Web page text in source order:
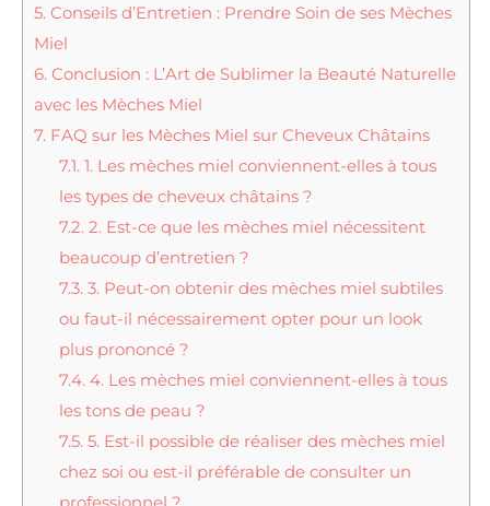
5. Conseils d’Entretien : Prendre Soin de ses Mèches
Miel
6. Conclusion : L’Art de Sublimer la Beauté Naturelle
avec les Mèches Miel
7. FAQ sur les Mèches Miel sur Cheveux Châtains
7.1. 1. Les mèches miel conviennent-elles à tous
les types de cheveux châtains ?
7.2. 2. Est-ce que les mèches miel nécessitent
beaucoup d’entretien ?
7.3. 3. Peut-on obtenir des mèches miel subtiles
ou faut-il nécessairement opter pour un look
plus prononcé ?
7.4. 4. Les mèches miel conviennent-elles à tous
les tons de peau ?
7.5. 5. Est-il possible de réaliser des mèches miel
chez soi ou est-il préférable de consulter un
professionnel ?